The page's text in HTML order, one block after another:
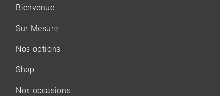
Bienvenue
Sur-Mesure
Nos options
Shop
Nos occasions